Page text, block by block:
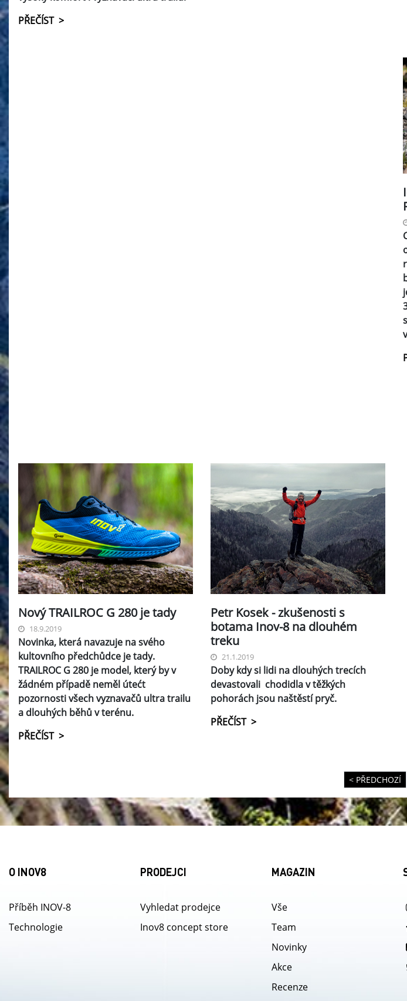
PŘEČÍST >
Nový TRAILROC G 280 je tady
18.9.2019
Novinka, která navazuje na svého
kultovního předchůdce je tady.
TRAILROC G 280 je model, který by v
žádném případě neměl útećt
pozornosti všech vyznavačů ultra trailu
a dlouhých běhů v terénu.
PŘEČÍST >
Petr Kosek - zkušenosti s
botama Inov-8 na dlouhém
treku
21.1.2019
Doby kdy si lidi na dlouhých trecích
devastovali chodidla v těžkých
pohorách jsou naštěstí pryč.
PŘEČÍST >
< PŘEDCHOZÍ
O INOV8
Příběh INOV-8
Technologie
PRODEJCI
Vyhledat prodejce
Inov8 concept store
MAGAZIN
Vše
Team
Novinky
Akce
Recenze